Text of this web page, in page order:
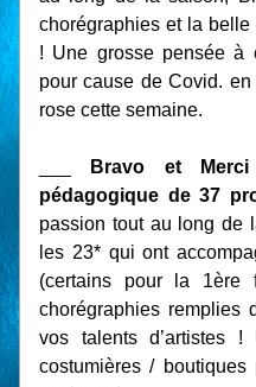
chorégraphies et la
! Une grosse pensée à
pour cause de Covid.
rose cette semaine.
Bravo et
pédagogique de 37
passion tout au long de
les 23* qui ont
(certains pour la 1ère
chorégraphies remplies
vos talents d’artistes
costumières /